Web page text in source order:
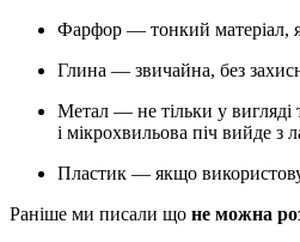
Фарфор — тонкий
Глина — звичайна, без
Метал — не тільки у вигляді тарілок, чашок, а й як елемент малюнка. Від цього всередині з’являться іскри,
і мікрохвильова піч вийде з
Пластик — якщо
Раніше ми писали що не можна